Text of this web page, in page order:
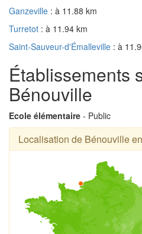
Ganzeville : à 11.88 km
Turretot : à 11.94 km
Saint-Sauveur-d'Émalleville : à
Établissements
Bénouville
Ecole élémentaire - Public
Localisation de Bénouville